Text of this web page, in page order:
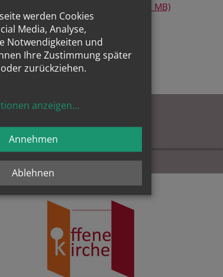
den Schaukasten (PDF A4 | SW | 0,1 MB)
werden Cookies
Media, Analyse,
Notwendigkeiten und
Ihre Zustimmung später
zurückziehen.
anzeigen...
Ablehnen
Annehmen